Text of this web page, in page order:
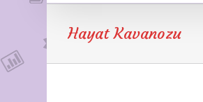
Hayat Kavanozu